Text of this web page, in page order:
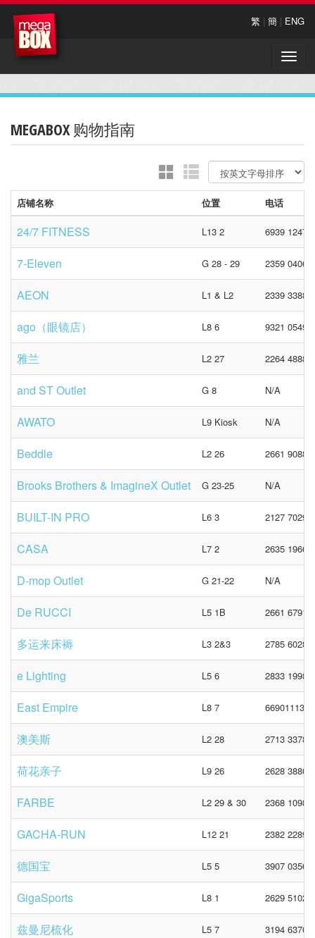
繁 | 簡 | ENG
Toggle
MEGABOX 购物指南
店铺名称 位置 电话
24/7 FITNESS L13 2 6939 1247
7-Eleven G 28 - 29 2359 0406
AEON L1 & L2 2339 3388
ago（眼镜店） L8 6 9321 0549
雅兰 L2 27 2264 4888
and ST Outlet G 8 N/A
AWATO L9 Kiosk N/A
Beddle L2 26 2661 9088
Brooks Brothers & ImagineX Outlet G 23-25 N/A
BUILT-IN PRO L6 3 2127 7029
CASA L7 2 2635 1966
D-mop Outlet G 21-22 N/A
De RUCCI L5 1B 2661 6791
多运来床褥 L3 2&3 2785 6028
e Lighting L5 6 2833 1998
East Empire L8 7 66901113 /
澳美斯 L2 28 2713 3378
荷花亲子 L9 26 2628 3880
FARBE L2 29 & 30 2368 1098
GACHA-RUN L12 21 2382 2289
德国宝 L5 5 3907 0356
GigaSports L8 1 2629 5102
兹曼尼梳化 L5 7 3194 6370